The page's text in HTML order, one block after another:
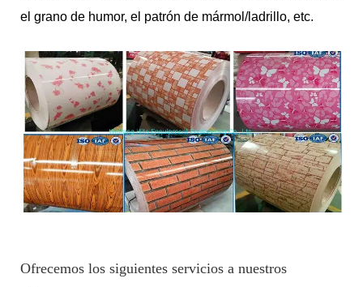
el grano de humor, el patrón de mármol/ladrillo, etc.
Ofrecemos los siguientes servicios a nuestros